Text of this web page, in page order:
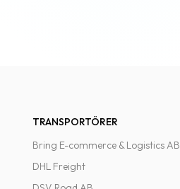
TRANSPORTÖRER
Bring E-commerce & Logistics AB
DHL Freight